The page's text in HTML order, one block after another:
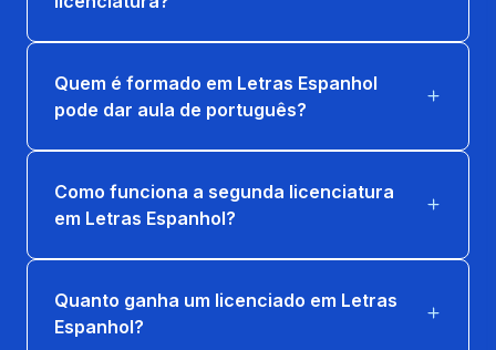
Quem é formado em Letras Espanhol
pode dar aula de português?
Como funciona a segunda licenciatura
em Letras Espanhol?
Quanto ganha um licenciado em Letras
Espanhol?